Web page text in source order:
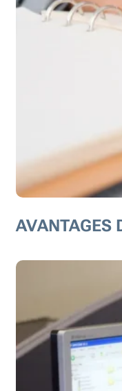
AVANTAGES